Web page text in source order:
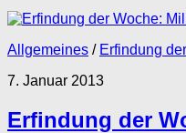
Allgemeines / Erfindung
7. Januar 2013
Erfindung der